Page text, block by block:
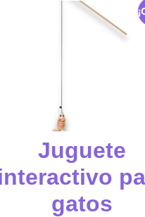
Juguete
gatos